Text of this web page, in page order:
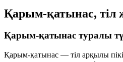
Қарым-қатынас, тіл
Қарым-қатынас туралы
Қарым-қатынас — тіл арқылы